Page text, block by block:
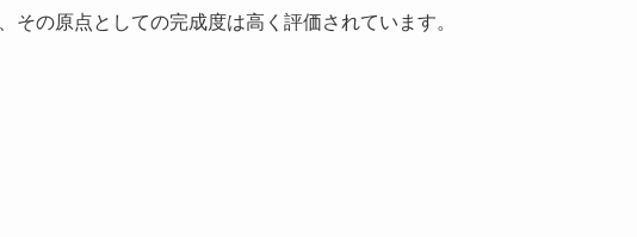
その原点としての完成度は高く評価されています。